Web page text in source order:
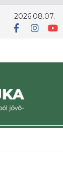
2026.08.07.